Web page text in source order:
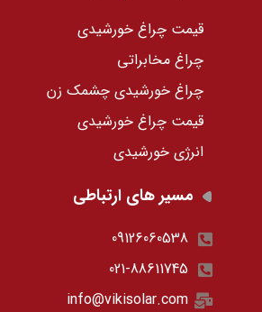
قیمت چراغ خورشیدی
چراغ مخابراتی
چراغ خورشیدی چشمک زن
قیمت چراغ خورشیدی
انرژی خورشیدی
مسیر های ارتباطی
09126060538
021-88611745
info@vikisolar.com